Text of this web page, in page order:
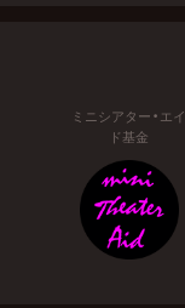
ミニシアター・エイ
ド基金